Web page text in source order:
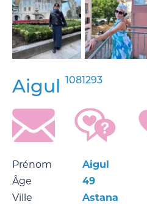
Aigul 1081293
Prénom
Aigul
Âge
49
Ville
Astana